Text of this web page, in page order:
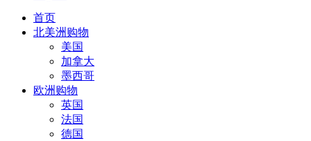
首页
北美洲购物
美国
加拿大
墨西哥
欧洲购物
英国
法国
德国